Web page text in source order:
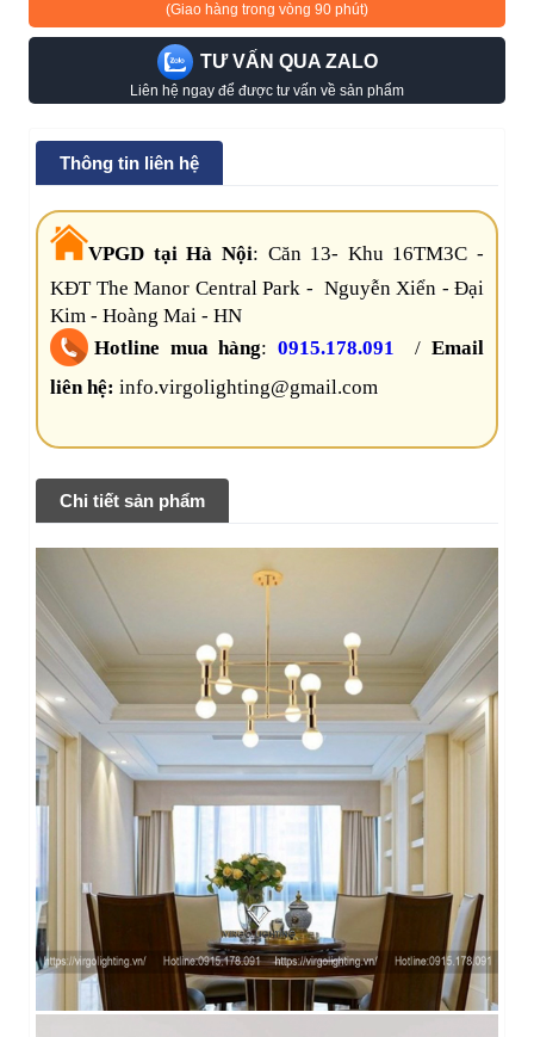
(Giao hàng trong vòng 90 phút)
TƯ VẤN QUA ZALO
Liên hệ ngay để được tư vấn về sản phẩm
Thông tin liên hệ
VPGD tại Hà Nội: Căn 13- Khu 16TM3C -
KĐT The Manor Central Park - Nguyễn Xiển - Đại
Kim - Hoàng Mai - HN
Hotline mua hàng:0915.178.091 /Email
liên hệ: info.virgolighting@gmail.com
Chi tiết sản phẩm